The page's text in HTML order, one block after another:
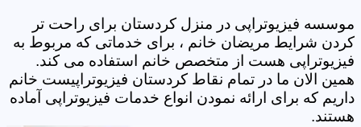
موسسه فیزیوتراپی در منزل کردستان برای راحت تر
کردن شرایط مریضان خانم ، برای خدماتی که مربوط به
فیزیوتراپی هست از متخصص خانم استفاده می کند.
همین الان ما در تمام نقاط کردستان فیزیوتراپیست خانم
داریم که برای ارائه نمودن انواع خدمات فیزیوتراپی آماده
هستند.